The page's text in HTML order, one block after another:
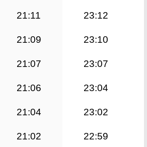
21:11 23:12
21:09 23:10
21:07 23:07
21:06 23:04
21:04 23:02
21:02 22:59